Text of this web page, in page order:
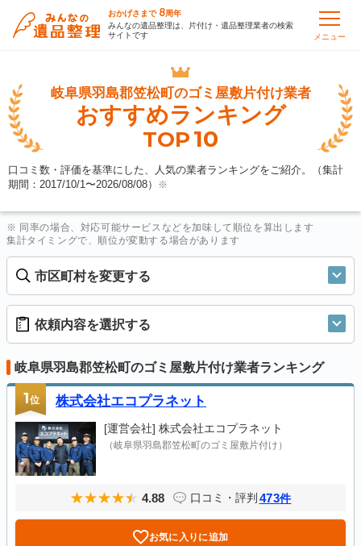
おかげさまで 8周年
みんなの遺品整理は、片付け・遺品整理業者の検索
サイトです
メニュー
岐阜県羽島郡笠松町のゴミ屋敷片付け業者
おすすめランキング
TOP10
口コミ数・評価を基準にした、人気の業者ランキングをご紹介。（集計
期間：2017/10/1〜2026/08/08） ※
※ 同率の場合、対応可能サービスなどを加味して順位を算出します
集計タイミングで、順位が変動する場合があります
市区町村を変更する
依頼内容を選択する
岐阜県羽島郡笠松町のゴミ屋敷片付け業者ランキング
1位 株式会社エコプラネット
[運営会社] 株式会社エコプラネット
（岐阜県羽島郡笠松町のゴミ屋敷片付け）
4.88 口コミ・評判 473件
お気に入りに追加